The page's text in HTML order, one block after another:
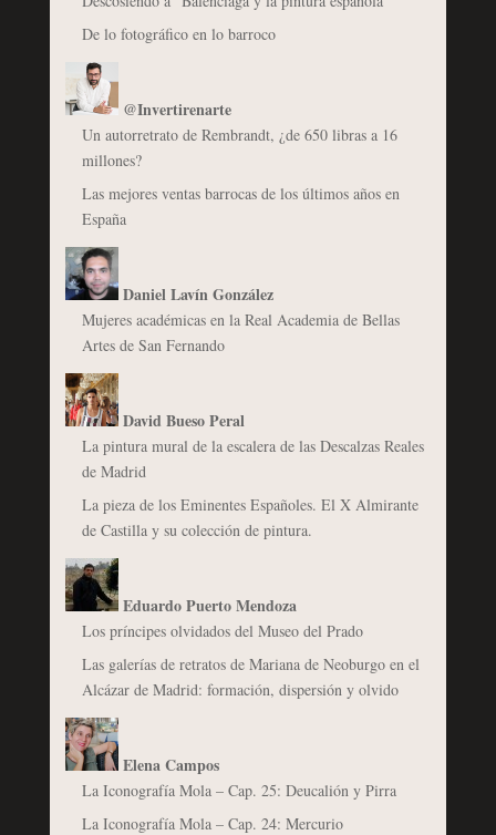
De lo fotográfico en lo barroco
@Invertirenarte
Un autorretrato de Rembrandt, ¿de 650 libras a 16
millones?
Las mejores ventas barrocas de los últimos años en
España
Daniel Lavín González
Mujeres académicas en la Real Academia de Bellas
Artes de San Fernando
David Bueso Peral
La pintura mural de la escalera de las Descalzas Reales
de Madrid
La pieza de los Eminentes Españoles. El X Almirante
de Castilla y su colección de pintura.
Eduardo Puerto Mendoza
Los príncipes olvidados del Museo del Prado
Las galerías de retratos de Mariana de Neoburgo en el
Alcázar de Madrid: formación, dispersión y olvido
Elena Campos
La Iconografía Mola – Cap. 25: Deucalión y Pirra
La Iconografía Mola – Cap. 24: Mercurio